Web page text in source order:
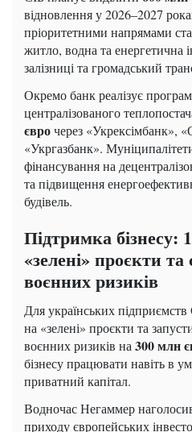
відновлення у 2026–2027
пріоритетними напрямами
житло, водна та енергетична
залізниці та громадський
Окремо банк реалізує
централізованого
єврочерез «Укрексімбанк»,
«Укргазбанк».
фінансування на
та підвищення
будівель.
Підтримка бізнесу:
«зелені» проєкти
воєнних ризиків
Для українських підприємств
на «зелені» проєкти та
воєнних ризиків на300 млн
бізнесу працювати навіть в
приватний капітал.
Водночас Негаммер
приходу європейських